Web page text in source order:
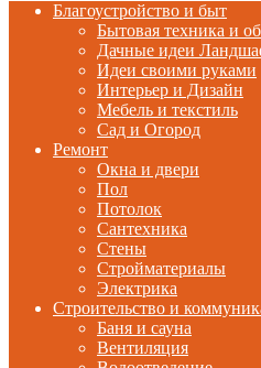
Благоустройство и быт
Бытовая техника и
Дачные идеи
Идеи своими руками
Интерьер и Дизайн
Мебель и текстиль
Сад и Огород
Ремонт
Окна и двери
Пол
Потолок
Сантехника
Стены
Стройматериалы
Электрика
Строительство и
Баня и сауна
Вентиляция